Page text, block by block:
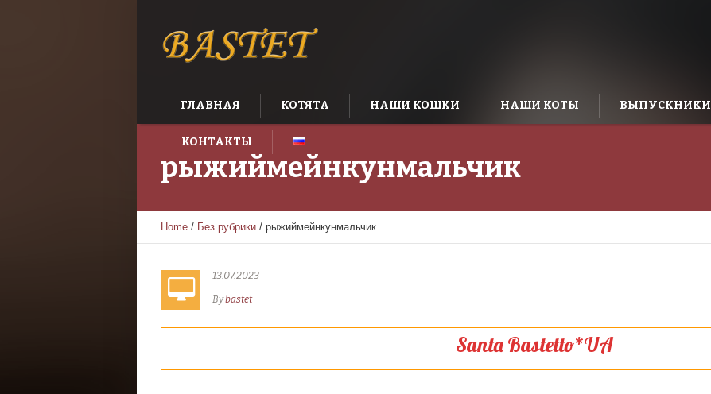
ГЛАВНАЯ КОТЯТА НАШИ КОШКИ НАШИ КОТЫ ВЫПУСКНИКИ
КОНТАКТЫ
рыжиймейнкунмальчик
Home / Без рубрики / рыжиймейнкунмальчик
13.07.2023
Bybastet
Santa Bastetto*UA